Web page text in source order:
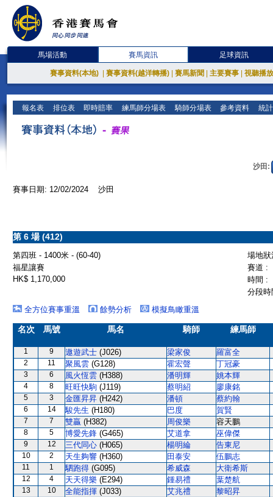
馬場活動 賽馬資訊 足球資訊
賽事資料(本地) 賽事資料(越洋轉播) 賽馬新聞 主要賽事 視聽播
報名表 排位表 即時賠率 練馬師分場表 騎師分場表 參考資料 統
沙田:
賽事日期: 12/02/2024 沙田
第 6 場 (412)
第四班 - 1400米 - (60-40)
場地
福星讓賽
賽道 :
HK$ 1,170,000
時間 :
分段
全方位賽事重溫
餘勢分析 模擬鳥瞰重溫
名次 馬號 馬名 騎師 練馬師
1 9 遨遊武士 (J026) 梁家俊 羅富全
2 11 聚風雲 (G128) 霍宏聲 丁冠豪
3 6 風火恆雲 (H388) 潘明輝 姚本輝
4 8 旺旺快駒 (J119) 蔡明紹 廖康銘
5 3 金匯昇昇 (H242) 潘頓 蔡約翰
6 14 駿先生 (H180) 巴度 賀賢
7 7 雙贏 (H382) 周俊樂 容天鵬
8 5 博愛先鋒 (G465) 艾道拿 巫偉傑
9 12 三代同心 (H065) 楊明綸 告東尼
10 2 天生夠響 (H360) 田泰安 伍鵬志
11 1 駟跑得 (G095) 希威森 大衛希斯
12 4 天天得樂 (E294) 鍾易禮 葉楚航
13 10 全能指揮 (J033) 艾兆禮 黎昭昇